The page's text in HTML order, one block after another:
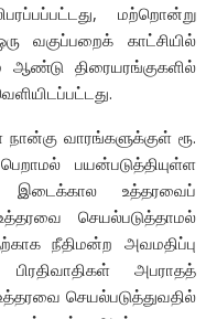
மற்றொன்று
வகுப்பறைக் காட்சியில்
ஆண்டு திரையரங்குகளில்
வாரங்களுக்குள் ரூ.
பயன்படுத்தியுள்ள
இடைக்கால உத்தரவைப்
செயல்படுத்தாமல்
நீதிமன்ற அவமதிப்பு
அபராதத்
செயல்படுத்துவதில்